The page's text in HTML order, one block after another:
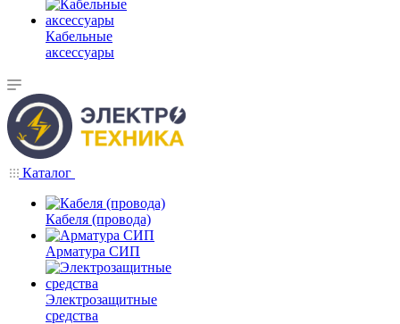
Кабельные
аксессуары
Каталог
Кабеля (провода)
Арматура СИП
Электрозащитные
средства